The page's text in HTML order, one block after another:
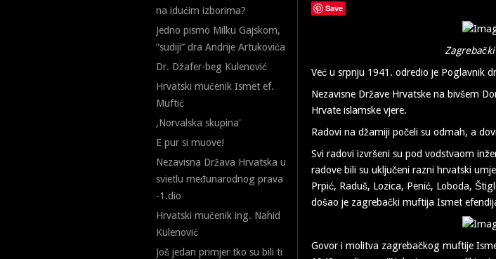
na idućim izborima?
Jedno pismo Milku Gajskom,
“sudiji” dra Andrije Artukovića
Dr. Džafer-beg Kulenović
Hrvatski mučenik Ismet ef.
Muftić
,Norvalska skupina'
E pur si muove!
Nezavisna Država Hrvatska u
svietlu međunarodnog prava
-1.dio
Hrvatski mučenik ing. Nahid
Kulenović
Još jedan primjer tko su bili ti
Save
Već u srpnju 1941. odredio je Poglavnik
Nezavisne Države Hrvatske na bivšem
Hrvate islamske vjere.
Radovi na džamiji počeli su odmah, a
Svi radovi izvršeni su pod vodstvaom
radove bili su uključeni razni hrvatski
Prpić, Raduš, Lozica, Penić, Loboda,
došao je zagrebački muftija Ismet
Govor i molitva zagrebačkog muftije